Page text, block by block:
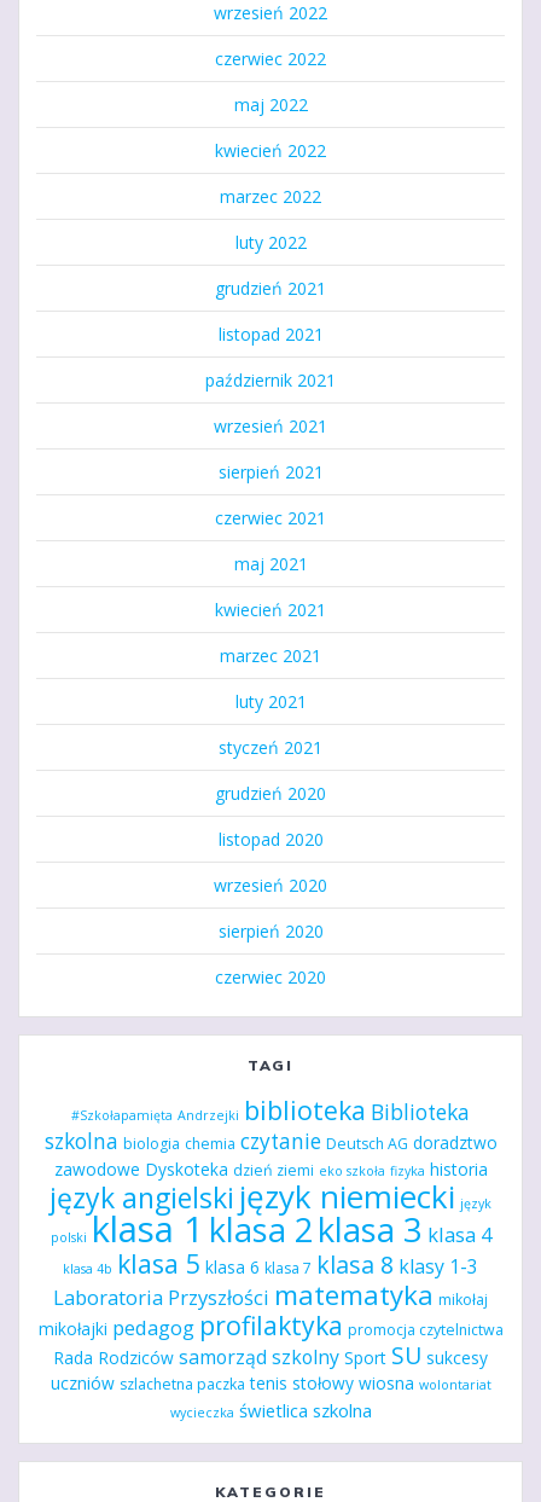
wrzesień 2022
czerwiec 2022
maj 2022
kwiecień 2022
marzec 2022
luty 2022
grudzień 2021
listopad 2021
październik 2021
wrzesień 2021
sierpień 2021
czerwiec 2021
maj 2021
kwiecień 2021
marzec 2021
luty 2021
styczeń 2021
grudzień 2020
listopad 2020
wrzesień 2020
sierpień 2020
czerwiec 2020
TAGI
#Szkołapamięta Andrzejki biblioteka Biblioteka
szkolna biologia chemia czytanie Deutsch AG doradztwo
zawodowe Dyskoteka dzień ziemi eko szkoła fizyka historia
język angielski język niemiecki język
polski klasa 1 klasa 2klasa 3 klasa 4
klasa 4b klasa 5 klasa 6 klasa 7 klasa 8 klasy 1-3
Laboratoria Przyszłości matematyka mikołaj
mikołajki pedagog profilaktyka promocja czytelnictwa
Rada Rodziców samorząd szkolny Sport SU sukcesy
uczniów szlachetna paczka tenis stołowy wiosna wolontariat
wycieczka świetlica szkolna
KATEGORIE